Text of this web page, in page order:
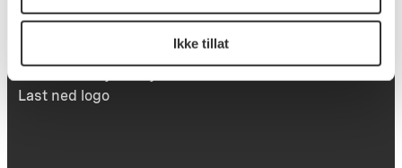
Ikke tillat
Utbetaling og fakturering
Last ned logo